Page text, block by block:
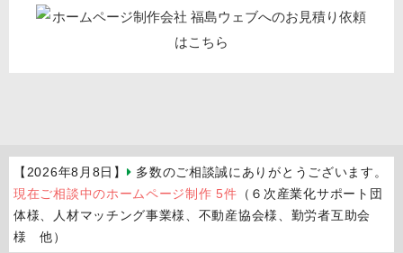
【2026年8月8日】
多数のご相談誠にありがとうございます。
現在ご相談中のホームページ制作 5件 （６次産業化サポート団
体様、人材マッチング事業様、不動産協会様、勤労者互助会
様 他）